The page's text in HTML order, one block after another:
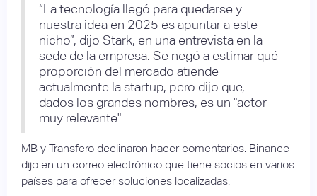
“La tecnología llegó para quedarse y
nuestra idea en 2025 es apuntar a este
nicho”, dijo Stark, en una entrevista en la
sede de la empresa. Se negó a estimar qué
proporción del mercado atiende
actualmente la startup, pero dijo que,
dados los grandes nombres, es un "actor
muy relevante".
MB y Transfero declinaron hacer comentarios. Binance
dijo en un correo electrónico que tiene socios en varios
países para ofrecer soluciones localizadas.